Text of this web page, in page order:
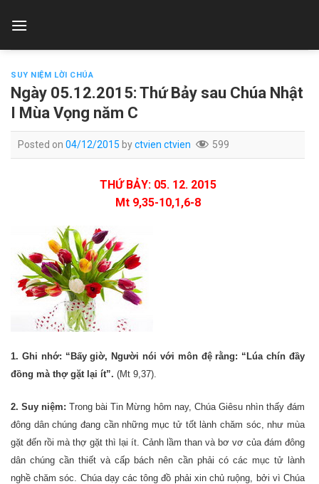
SUY NIỆM LỜI CHÚA
Ngày 05.12.2015: Thứ Bảy sau Chúa Nhật
I Mùa Vọng năm C
Posted on 04/12/2015 byctvien ctvien 599
THỨ BẢY: 05. 12. 2015
Mt 9,35-10,1,6-8
1. Ghi nhớ: “Bấy giờ, Người nói với môn đệ rằng: “Lúa chín đầy
đồng mà thợ gặt lại ít”. (Mt 9,37).
2. Suy niệm: Trong bài Tin Mừng hôm nay, Chúa Giêsu nhìn thấy đám
đông dân chúng đang cần những mục tử tốt lành chăm sóc, như mùa
gặt đến rồi mà thợ gặt thì lại ít. Cảnh lầm than và bơ vơ của đám đông
dân chúng cần thiết và cấp bách nên cần phải có các mục tử lành
nghề chăm sóc. Chúa dạy các tông đồ phải xin chủ ruộng, bởi vì Chúa